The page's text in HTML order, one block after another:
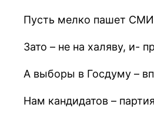
Пусть мелко пашет
Зато – не на халяву, и-
А выборы в Госдуму –
Нам кандидатов –